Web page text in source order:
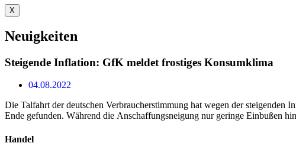
X
Neuigkeiten
Steigende Inflation: GfK meldet frostiges Konsumklima
04.08.2022
Die Talfahrt der deutschen Verbraucherstimmung hat wegen der steigenden
Ende gefunden. Während die Anschaffungsneigung nur geringe Einbußen
laut Gesellschaft für Konsumforschung GfK sowohl die
Handel